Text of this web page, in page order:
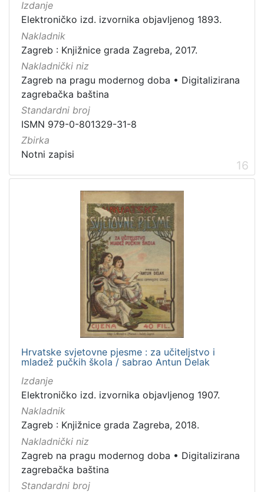
Izdanje
Elektroničko izd. izvornika objavljenog 1893.
Nakladnik
Zagreb : Knjižnice grada Zagreba, 2017.
Nakladnički niz
Zagreb na pragu modernog doba • Digitalizirana
zagrebačka baština
Standardni broj
ISMN 979-0-801329-31-8
Zbirka
Notni zapisi
16
Hrvatske svjetovne pjesme : za učiteljstvo i
mladež pučkih škola / sabrao Antun Delak
Izdanje
Elektroničko izd. izvornika objavljenog 1907.
Nakladnik
Zagreb : Knjižnice grada Zagreba, 2018.
Nakladnički niz
Zagreb na pragu modernog doba • Digitalizirana
zagrebačka baština
Standardni broj